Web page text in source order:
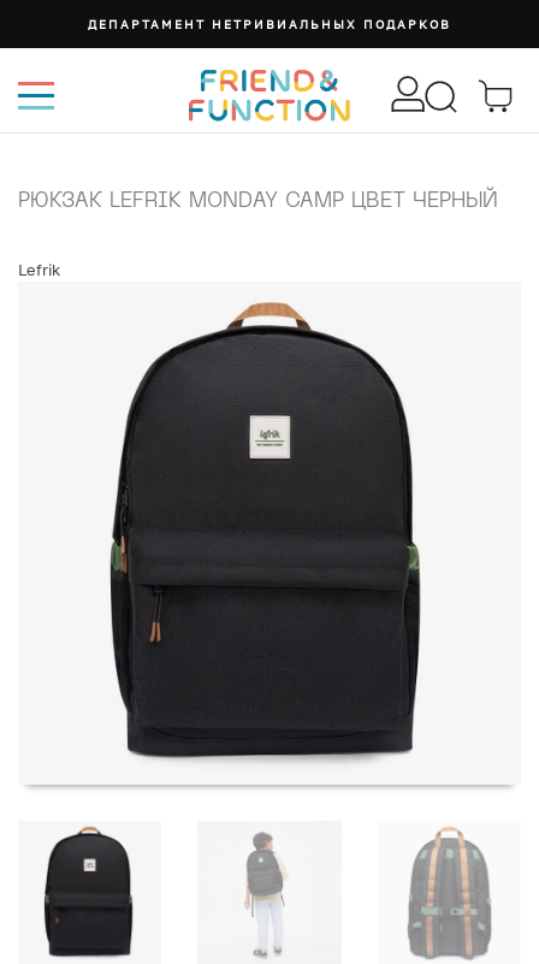
ДЕПАРТАМЕНТ НЕТРИВИАЛЬНЫХ ПОДАРКОВ
РЮКЗАК LEFRIK MONDAY CAMP ЦВЕТ ЧЕРНЫЙ
Lefrik